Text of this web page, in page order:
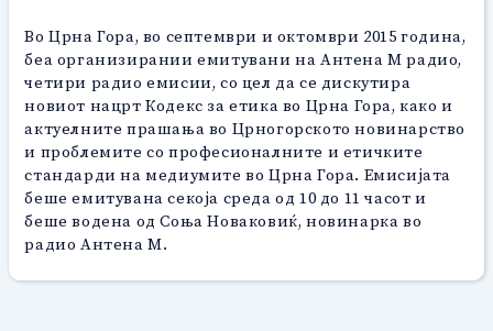
Во Црна Гора, во септември и октомври 2015 година,
беа организирании емитувани на Антена М радио,
четири радио емисии, со цел да се дискутира
новиот нацрт Кодекс за етика во Црна Гора, како и
актуелните прашања во Црногорското новинарство
и проблемите со професионалните и етичките
стандарди на медиумите во Црна Гора. Емисијата
беше емитувана секоја среда од 10 до 11 часот и
беше водена од Соња Новаковиќ, новинарка во
радио Антена М.